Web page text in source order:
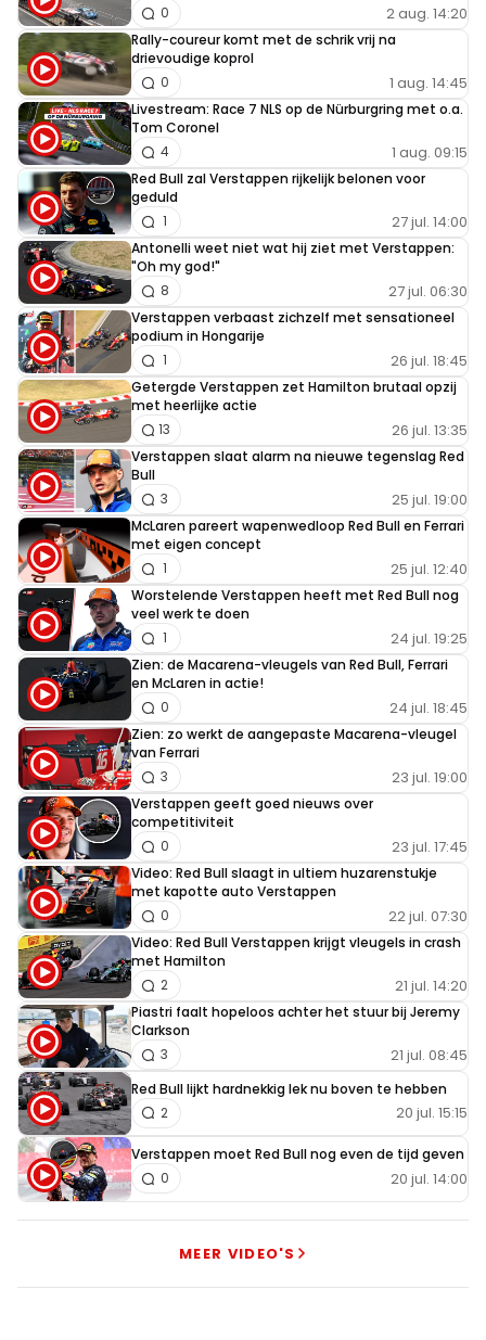
2 aug. 14:20
0
Rally-coureur komt met de schrik vrij na
drievoudige koprol
1 aug. 14:45
0
Livestream: Race 7 NLS op de Nürburgring met o.a.
Tom Coronel
1 aug. 09:15
4
Red Bull zal Verstappen rijkelijk belonen voor
geduld
27 jul. 14:00
1
Antonelli weet niet wat hij ziet met Verstappen:
"Oh my god!"
27 jul. 06:30
8
Verstappen verbaast zichzelf met sensationeel
podium in Hongarije
26 jul. 18:45
1
Getergde Verstappen zet Hamilton brutaal opzij
met heerlijke actie
26 jul. 13:35
13
Verstappen slaat alarm na nieuwe tegenslag Red
Bull
25 jul. 19:00
3
McLaren pareert wapenwedloop Red Bull en Ferrari
met eigen concept
25 jul. 12:40
1
Worstelende Verstappen heeft met Red Bull nog
veel werk te doen
24 jul. 19:25
1
Zien: de Macarena-vleugels van Red Bull, Ferrari
en McLaren in actie!
24 jul. 18:45
0
Zien: zo werkt de aangepaste Macarena-vleugel
van Ferrari
23 jul. 19:00
3
Verstappen geeft goed nieuws over
competitiviteit
23 jul. 17:45
0
Video: Red Bull slaagt in ultiem huzarenstukje
met kapotte auto Verstappen
22 jul. 07:30
0
Video: Red Bull Verstappen krijgt vleugels in crash
met Hamilton
21 jul. 14:20
2
Piastri faalt hopeloos achter het stuur bij Jeremy
Clarkson
21 jul. 08:45
3
Red Bull lijkt hardnekkig lek nu boven te hebben
20 jul. 15:15
2
Verstappen moet Red Bull nog even de tijd geven
20 jul. 14:00
0
MEER VIDEO'S